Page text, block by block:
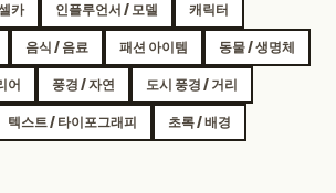
카 인플루언서 / 모델 캐릭터
음식 / 음료 패션 아이템 동물 / 생명체
어 풍경 / 자연 도시 풍경 / 거리
텍스트 / 타이포그래피 초록 / 배경